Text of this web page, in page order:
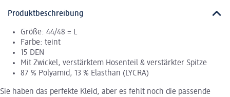
Produktbeschreibung
Größe: 44/48 = L
Farbe: teint
15 DEN
Mit Zwickel, verstärktem Hosenteil & verstärkter Spitze
87 % Polyamid, 13 % Elasthan (LYCRA)
Sie haben das perfekte Kleid, aber es fehlt noch die passende